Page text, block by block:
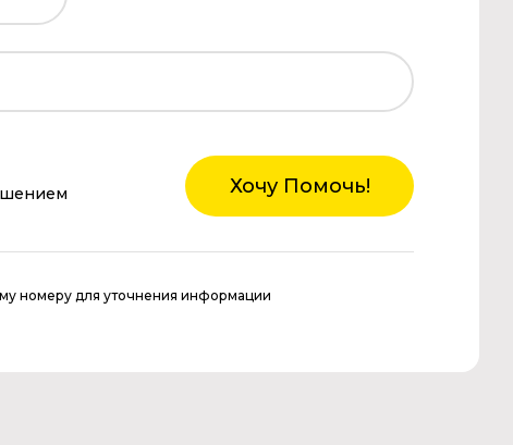
Хочу Помочь!
номеру для уточнения информации